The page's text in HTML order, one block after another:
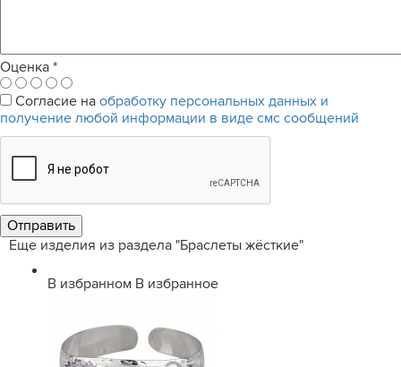
Оценка *
Согласие на обработку персональных данных и
получение любой информации в виде смс сообщений
Еще изделия из раздела "Браслеты жёсткие"
В избранном В избранное